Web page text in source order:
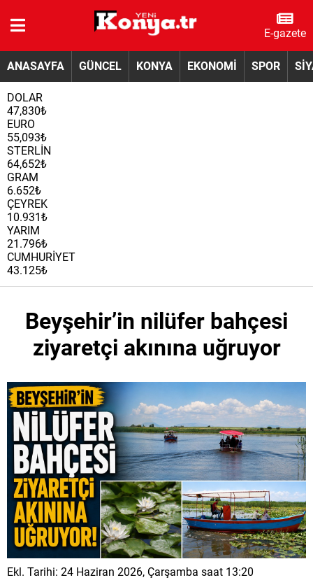
E-gazete
ANASAYFA GÜNCEL KONYA EKONOMİ SPOR
DOLAR
47,830₺
EURO
55,093₺
STERLİN
64,652₺
GRAM
6.652₺
ÇEYREK
10.931₺
YARIM
21.796₺
CUMHURİYET
43.125₺
Beyşehir’in nilüfer bahçesi
ziyaretçi akınına uğruyor
Ekl. Tarihi: 24 Haziran 2026, Çarşamba saat 13:20